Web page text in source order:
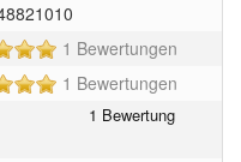
5
5
Sternen!
1 Bewertungen
51 Bewertungen